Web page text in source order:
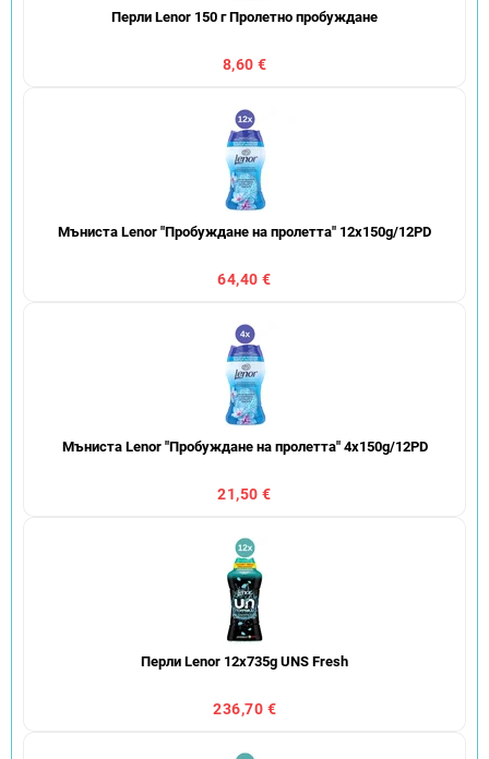
Перли Lenor 150 г Пролетно пробуждане
8,60 €
Мъниста Lenor "Пробуждане на пролетта" 12x150g/12PD
64,40 €
Мъниста Lenor "Пробуждане на пролетта" 4x150g/12PD
21,50 €
Перли Lenor 12x735g UNS Fresh
236,70 €